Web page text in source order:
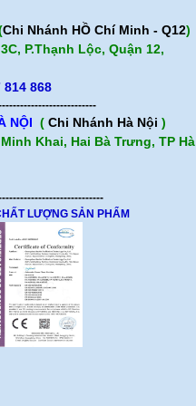
Chi Nhánh HỒ Chí Minh - Q12)
P.Thạnh Lộc, Quận 12,
814 868
NỘI (Chi Nhánh Hà Nội)
Khai, Hai Bà Trưng, TP Hà
LƯỢNG SẢN PHẨM